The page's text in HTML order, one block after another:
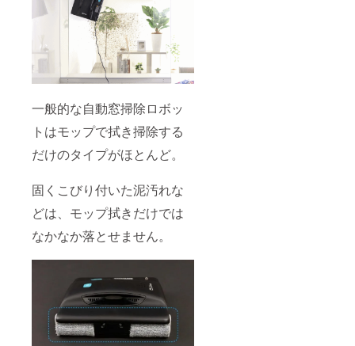
一般的な自動窓掃除ロボッ
トはモップで拭き掃除する
だけのタイプがほとんど。
固くこびり付いた泥汚れな
どは、モップ拭きだけでは
なかなか落とせません。